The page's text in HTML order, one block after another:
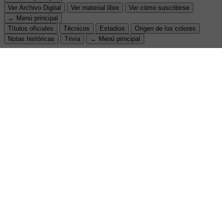
Ver Archivo Digital
Ver material libre
Ver cómo suscribirse
← Menú principal
Títulos oficiales
Técnicos Estadios
Origen de los colores
Notas históricas
Trivia ← Menú principal